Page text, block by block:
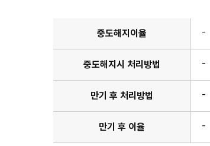
중도해지이율 -
중도해지시 처리방법 -
만기 후 처리방법 -
만기 후 이율 -